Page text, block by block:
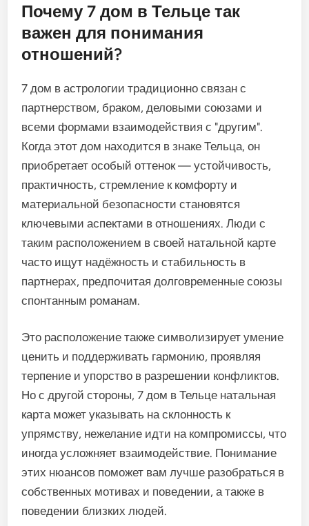
Почему 7 дом в Тельце так
важен для понимания
отношений?
7 дом в астрологии традиционно связан с
партнерством, браком, деловыми союзами и
всеми формами взаимодействия с "другим".
Когда этот дом находится в знаке Тельца, он
приобретает особый оттенок — устойчивость,
практичность, стремление к комфорту и
материальной безопасности становятся
ключевыми аспектами в отношениях. Люди с
таким расположением в своей натальной карте
часто ищут надёжность и стабильность в
партнерах, предпочитая долговременные союзы
спонтанным романам.
Это расположение также символизирует умение
ценить и поддерживать гармонию, проявляя
терпение и упорство в разрешении конфликтов.
Но с другой стороны, 7 дом в Тельце натальная
карта может указывать на склонность к
упрямству, нежелание идти на компромиссы, что
иногда усложняет взаимодействие. Понимание
этих нюансов поможет вам лучше разобраться в
собственных мотивах и поведении, а также в
поведении близких людей.